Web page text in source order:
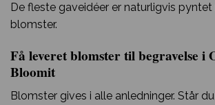
De fleste gaveidéer er naturligvis
blomster.
Få leveret blomster til begravelse i
Bloomit
Blomster gives i alle anledninger. Står